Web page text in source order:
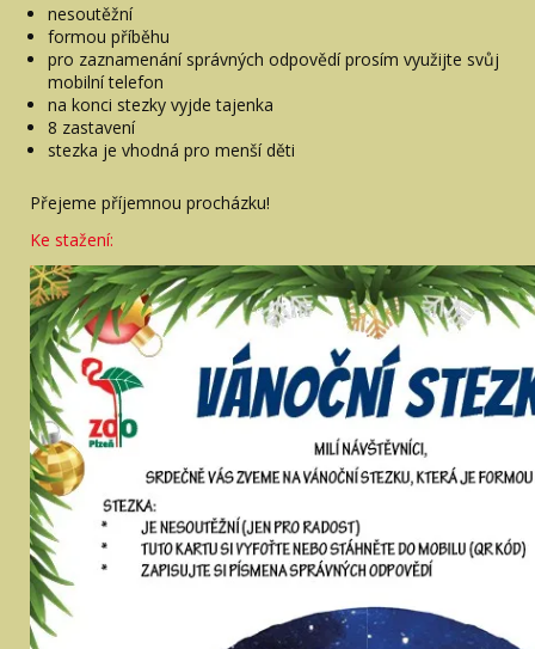
nesoutěžní
formou příběhu
pro zaznamenání správných odpovědí prosím využijte svůj
mobilní telefon
na konci stezky vyjde tajenka
8 zastavení
stezka je vhodná pro menší děti
Přejeme příjemnou procházku!
Ke stažení: